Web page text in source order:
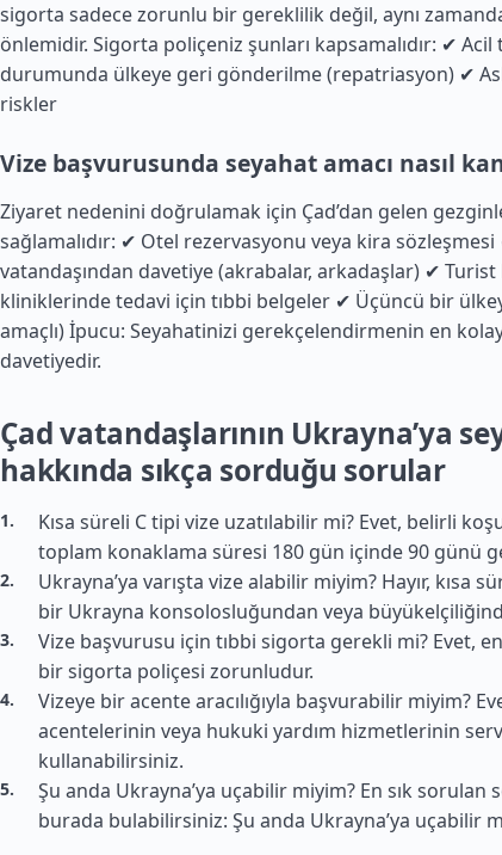
sigorta sadece zorunlu bir gereklilik değil, aynı
önlemidir. Sigorta poliçeniz şunları kapsamalıdır: ✔ Acil
durumunda ülkeye geri gönderilme (repatriasyon) ✔
riskler
Vize başvurusunda seyahat amacı nasıl
Ziyaret nedenini doğrulamak için Çad’dan gelen
sağlamalıdır: ✔ Otel rezervasyonu veya kira
vatandaşından davetiye (akrabalar, arkadaşlar) ✔
kliniklerinde tedavi için tıbbi belgeler ✔ Üçüncü bir
amaçlı) İpucu: Seyahatinizi gerekçelendirmenin en
davetiyedir.
Çad vatandaşlarının Ukrayna’ya
hakkında sıkça sorduğu sorular
Kısa süreli C tipi vize uzatılabilir mi? Evet, belirli
toplam konaklama süresi 180 gün içinde 90 günü
Ukrayna’ya varışta vize alabilir miyim? Hayır, kısa
bir Ukrayna konsolosluğundan veya
Vize başvurusu için tıbbi sigorta gerekli mi? Evet,
bir sigorta poliçesi zorunludur.
Vizeye bir acente aracılığıyla başvurabilir miyim?
acentelerinin veya hukuki yardım hizmetlerinin
kullanabilirsiniz.
Şu anda Ukrayna’ya uçabilir miyim? En sık sorulan
burada bulabilirsiniz: Şu anda Ukrayna’ya uçabilir